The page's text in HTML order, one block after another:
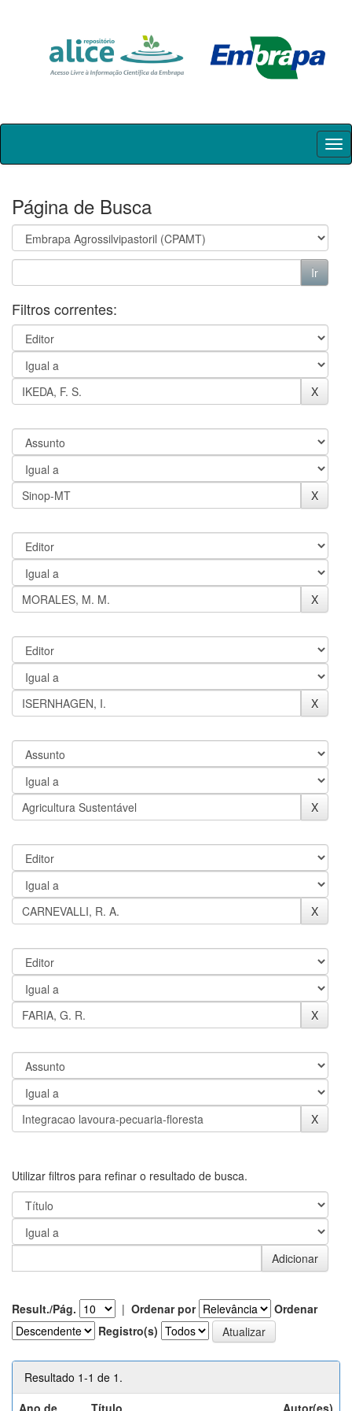
Skip
Página de Busca
Filtros correntes:
Utilizar filtros para refinar o resultado de busca.
Result./Pág. | Ordenar por
Ordenar
Registro(s)
Resultado 1-1 de 1.
Ano de
Título Autor(es)